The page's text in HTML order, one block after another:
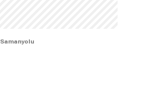
Samanyolu